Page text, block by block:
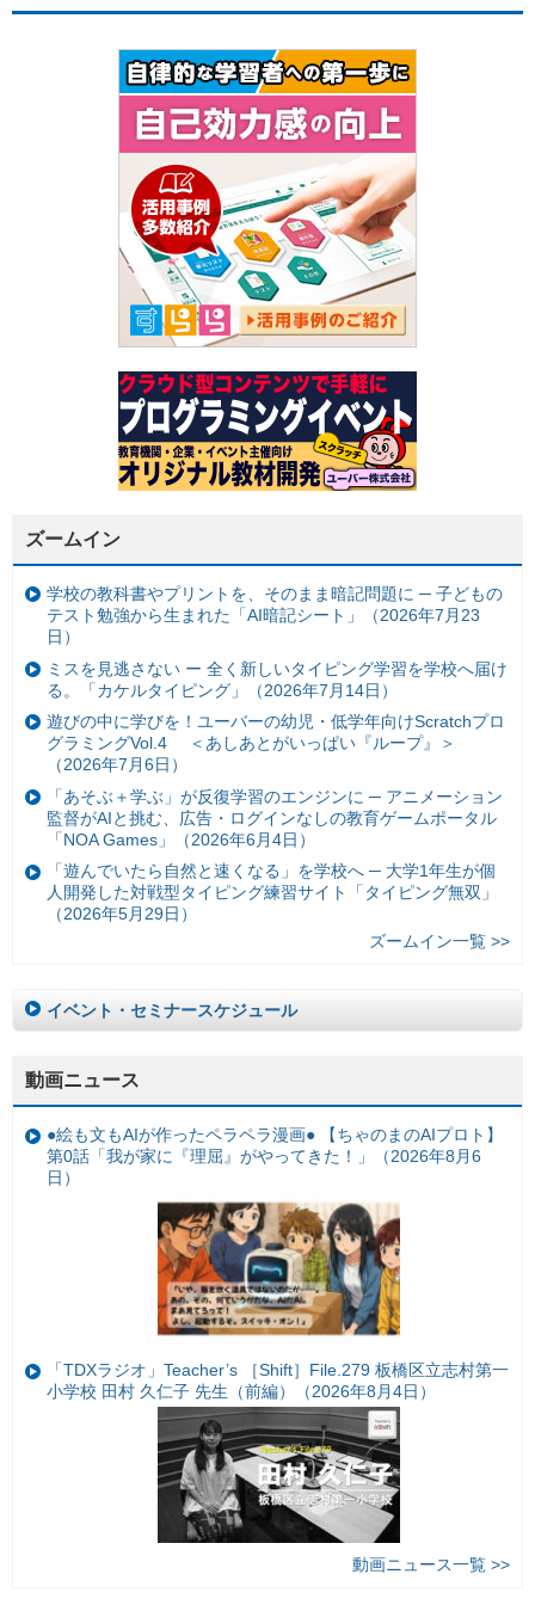
ズームイン
学校の教科書やプリントを、そのまま暗記問題に ─ 子どもの
テスト勉強から生まれた「AI暗記シート」（2026年7月23
日）
ミスを見逃さない ー 全く新しいタイピング学習を学校へ届け
る。「カケルタイピング」（2026年7月14日）
遊びの中に学びを！ユーバーの幼児・低学年向けScratchプロ
グラミングVol.4 ＜あしあとがいっぱい『ループ』＞
（2026年7月6日）
「あそぶ＋学ぶ」が反復学習のエンジンに ─ アニメーション
監督がAIと挑む、広告・ログインなしの教育ゲームポータル
「NOA Games」（2026年6月4日）
「遊んでいたら自然と速くなる」を学校へ ─ 大学1年生が個
人開発した対戦型タイピング練習サイト「タイピング無双」
（2026年5月29日）
ズームイン一覧 >>
イベント・セミナースケジュール
動画ニュース
●絵も文もAIが作ったペラペラ漫画● 【ちゃのまのAIプロト】
第0話「我が家に『理屈』がやってきた！」（2026年8月6
日）
「TDXラジオ」Teacher’s ［Shift］File.279 板橋区立志村第一
小学校 田村 久仁子 先生（前編）（2026年8月4日）
動画ニュース一覧 >>